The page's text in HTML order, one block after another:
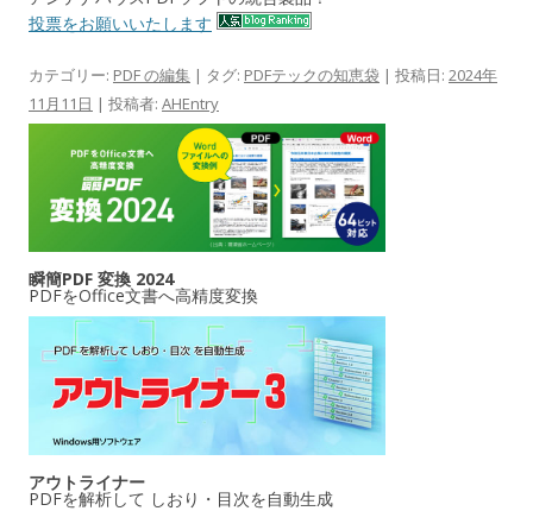
投票をお願いいたします
カテゴリー: PDF の編集 | タグ: PDFテックの知恵袋 | 投稿日: 2024年
11月11日 | 投稿者: AHEntry
瞬簡PDF 変換 2024
PDFをOffice文書へ高精度変換
アウトライナー
PDFを解析して しおり・目次を自動生成